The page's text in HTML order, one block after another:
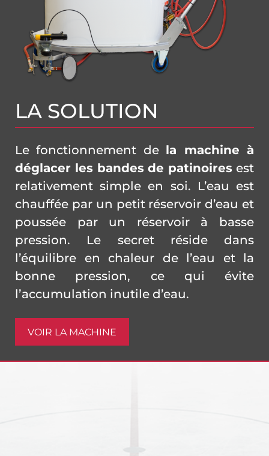
LA SOLUTION
Le fonctionnement de la machine à
déglacer les bandes de patinoires est
relativement simple en soi. L’eau est
chauffée par un petit réservoir d’eau et
poussée par un réservoir à basse
pression. Le secret réside dans
l’équilibre en chaleur de l’eau et la
bonne pression, ce qui évite
l’accumulation inutile d’eau.
VOIR LA MACHINE